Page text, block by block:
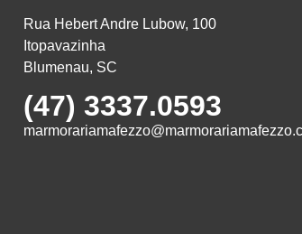
Rua Hebert Andre Lubow, 100
Itopavazinha
Blumenau, SC
(47) 3337.0593